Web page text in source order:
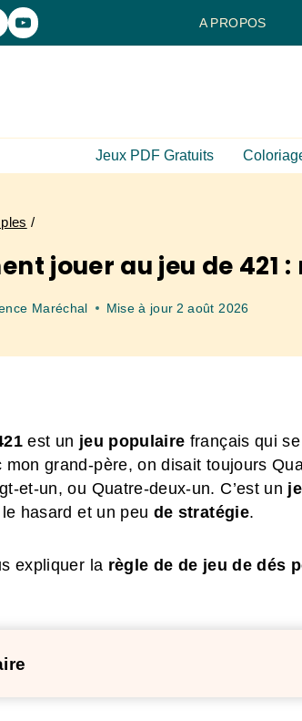
A PROPOS
Jeux PDF Gratuits
/
jouer au jeu de 421
Maréchal Mise à jour 2 août 2026
est un jeu populaire français qui
mon grand-père, on disait toujours
et-un, ou Quatre-deux-un. C’est un
hasard et un peu de stratégie.
expliquer la règle de de jeu de dés